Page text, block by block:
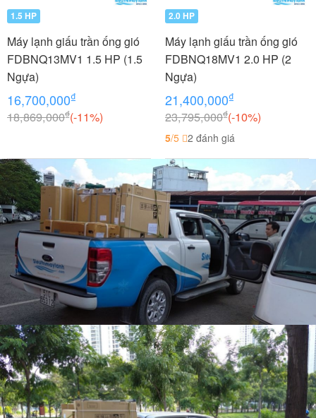
1.5 HP
Máy lạnh giấu trần ống gió
FDBNQ13MV1 1.5 HP (1.5
Ngựa)
16,700,000₫
18,869,000₫(-11%)
2.0 HP
Máy lạnh giấu trần ống gió
FDBNQ18MV1 2.0 HP (2
Ngựa)
21,400,000₫
23,795,000₫(-10%)
5/5 2 đánh giá